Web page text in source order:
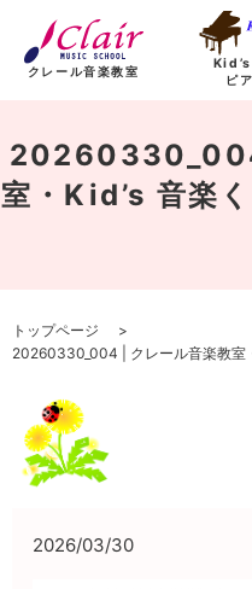
クレール音楽教室
Kid’s
ピ
室・Kid’s 音楽
トップページ
20260330_004 | クレール音楽教室
2026/03/30